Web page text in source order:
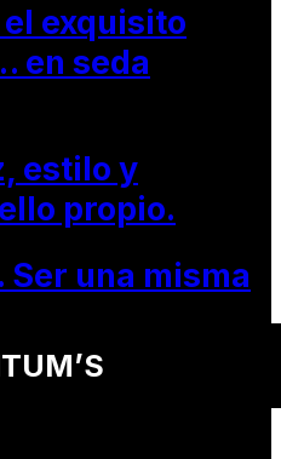
exquisito
en seda
estilo y
propio.
una misma